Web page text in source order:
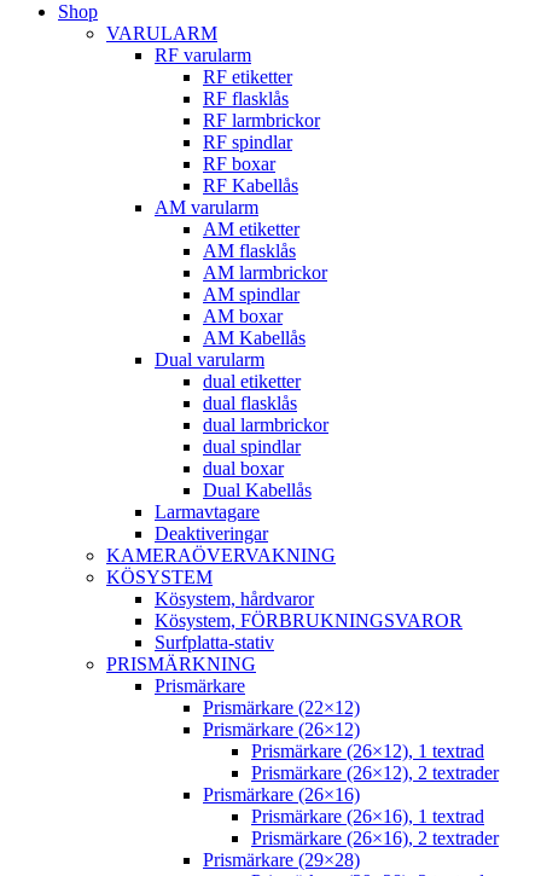
Shop
VARULARM
RF varularm
RF etiketter
RF flasklås
RF larmbrickor
RF spindlar
RF boxar
RF Kabellås
AM varularm
AM etiketter
AM flasklås
AM larmbrickor
AM spindlar
AM boxar
AM Kabellås
Dual varularm
dual etiketter
dual flasklås
dual larmbrickor
dual spindlar
dual boxar
Dual Kabellås
Larmavtagare
Deaktiveringar
KAMERAÖVERVAKNING
KÖSYSTEM
Kösystem, hårdvaror
Kösystem, FÖRBRUKNINGSVAROR
Surfplatta-stativ
PRISMÄRKNING
Prismärkare
Prismärkare (22×12)
Prismärkare (26×12)
Prismärkare (26×12), 1 textrad
Prismärkare (26×12), 2 textrader
Prismärkare (26×16)
Prismärkare (26×16), 1 textrad
Prismärkare (26×16), 2 textrader
Prismärkare (29×28)